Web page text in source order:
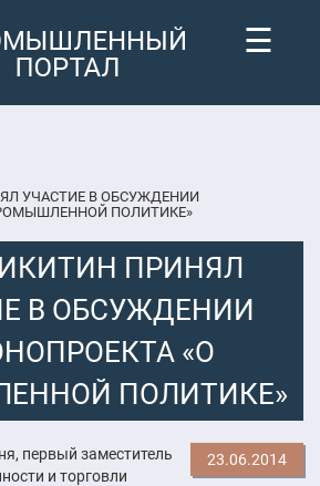
☰
УЧАСТИЕ В ОБСУЖДЕНИИ
ПОЛИТИКЕ»
ПРИНЯЛ
В ОБСУЖДЕНИИ
«О
ПОЛИТИКЕ»
23.06.2014
первый заместитель
и торговли